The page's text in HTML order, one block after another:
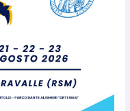
Marino
per un confronto
dei lavoratori